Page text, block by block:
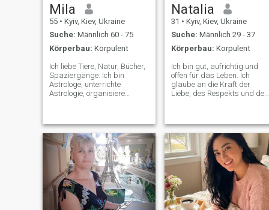
Mila
55 • Kyiv, Kiev, Ukraine
Suche: Männlich 60 - 75
Körperbau: Korpulent
Ich liebe Tiere, Natur, Bücher,
Spaziergänge. Ich bin
Astrologe, unterrichte
Astrologie, organisiere
gefährlich und ich musste
nach Europa. Meine Eltern
und Tiere waren in der
Ukraine. Jetzt bin ich in der
Schweiz. Ich komme selten
hierher. Ich kommuniziere
lieber über whatsapp. Wenn
Sie ernsthafte Absichten
haben, bin ich bereit, mich zu
Natalia
31 • Kyiv, Kiev, Ukraine
Suche: Männlich 29 - 37
Körperbau: Korpulent
Ich bin gut, aufrichtig und
offen für das Leben. Ich
glaube an die Kraft der
Liebe, des Respekts und der
Bedingung. Ich träume von
einer echten Partnerschaft
mit einem zuverlässigen
Ehemann an der Seite und
einem gemeinsamen Weg,
einer Familie, der Wärme
und dem Lachen eines
Kindes. Ich möchte eine
geliebte Ehefrau sein und ein